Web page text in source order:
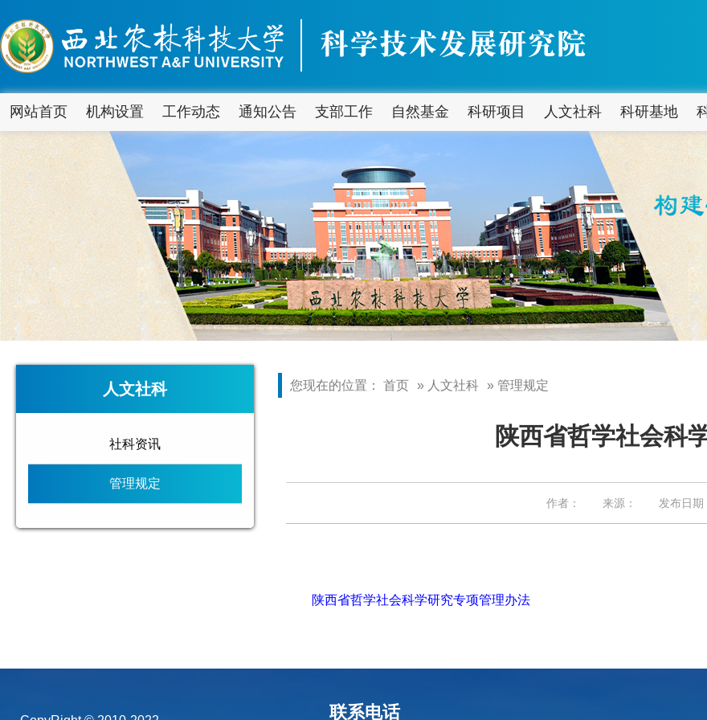
网站首页 机构设置 工作动态 通知公告 支部工作 自然基金 科研项目 人文社科 科研基地
人文社科
社科资讯
管理规定
您现在的位置： 首页 » 人文社科 » 管理规定
陕西省哲学社会科
作者： 来源： 发布日期
陕西省哲学社会科学研究专项管理办法
联系电话